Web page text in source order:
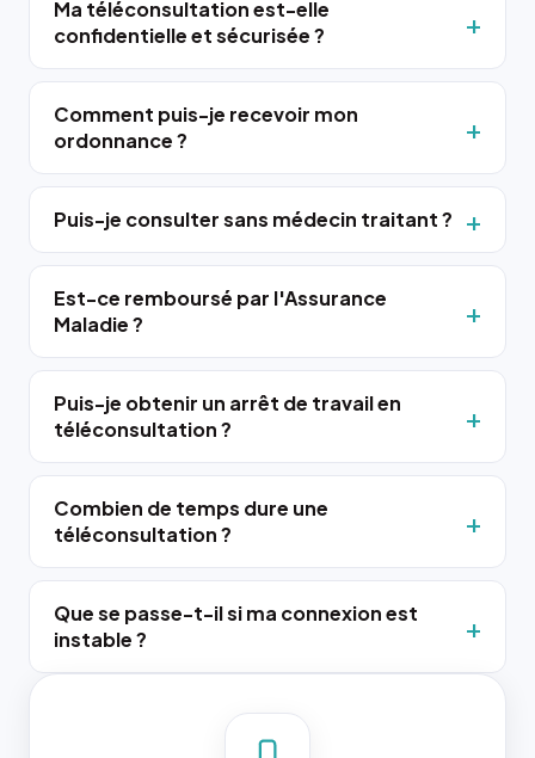
Ma téléconsultation est-elle
confidentielle et sécurisée ?
Comment puis-je recevoir mon
ordonnance ?
Puis-je consulter sans médecin traitant ?
Est-ce remboursé par l'Assurance
Maladie ?
Puis-je obtenir un arrêt de travail en
téléconsultation ?
Combien de temps dure une
téléconsultation ?
Que se passe-t-il si ma connexion est
instable ?